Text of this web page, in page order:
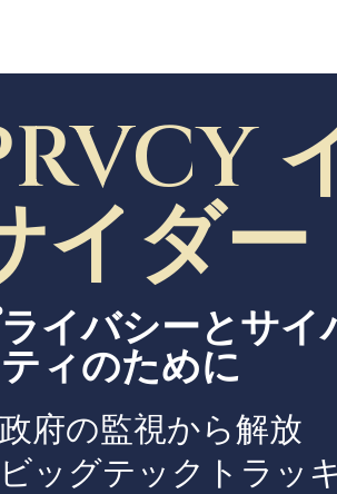
イダー
イバシーとサイ
ティのために
政府の監視から解放
ビッグテックトラッ